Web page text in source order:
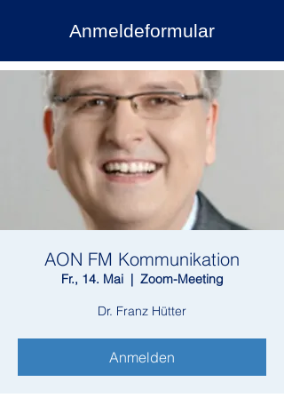
Anmeldeformular
AON FM Kommunikation
Fr., 14. Mai
  |
Zoom-Meeting
Dr. Franz Hütter
Anmelden